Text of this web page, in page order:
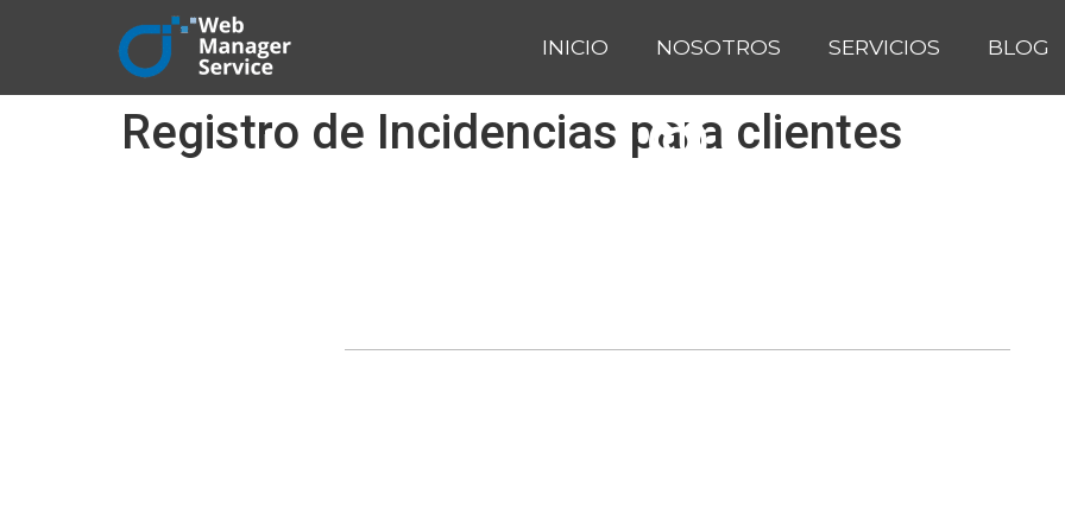
INICIO NOSOTROS SERVICIOS BLOG
Registro de Incidencias para clientes